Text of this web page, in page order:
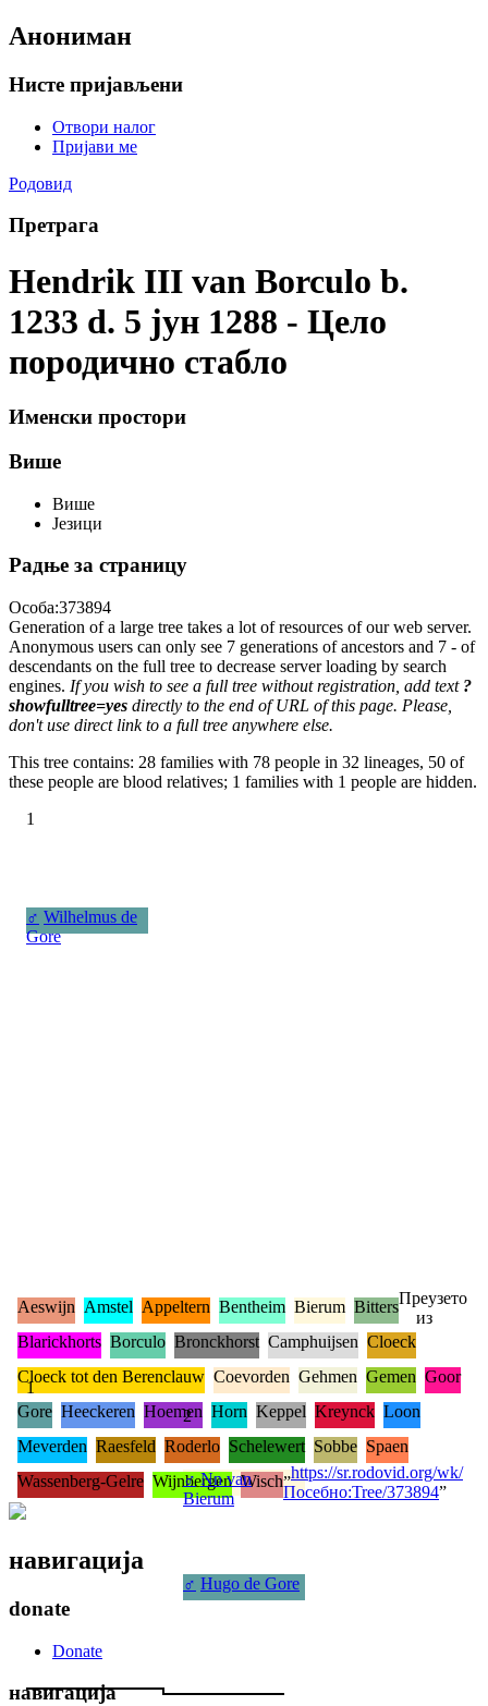
Анониман
Нисте пријављени
Отвори налог
Пријави ме
Родовид
Претрага
Hendrik III van Borculo b.
1233 d. 5 јун 1288 - Цело
породично стабло
Именски простори
Више
Више
Језици
Радње за страницу
Особа:373894
Generation of a large tree takes a lot of resources of our web server.
Anonymous users can only see 7 generations of ancestors and 7 - of
descendants on the full tree to decrease server loading by search
engines. If you wish to see a full tree without registration, add text ?
showfulltree=yes directly to the end of URL of this page. Please,
don't use direct link to a full tree anywhere else.
This tree contains: 28 families with 78 people in 32 lineages, 50 of
these people are blood relatives; 1 families with 1 people are hidden.
1
♂ Wilhelmus de
Gore
1
2
♂ Nn van
Bierum
♂ Hugo de Gore
Aeswijn Amstel Appeltern Bentheim Bierum Bitters
Blarickhorts Borculo Bronckhorst Camphuijsen Cloeck
Cloeck tot den Berenclauw Coevorden Gehmen Gemen Goor
Gore Heeckeren Hoemen Horn Keppel Kreynck Loon
Meverden Raesfeld Roderlo Schelewert Sobbe Spaen
Wassenberg-Gelre Wijnbergen Wisch
Преузето
из
„https://sr.rodovid.org/wk/
Посебно:Tree/373894”
навигација
donate
Donate
навигација